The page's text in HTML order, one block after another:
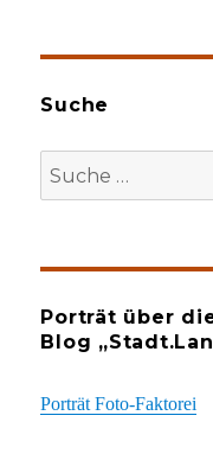
Suche
Suche
nach:
Porträt über
Blog
Porträt Foto-Faktorei